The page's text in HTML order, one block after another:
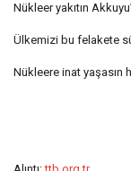
Nükleer yakıtın
Ülkemizi bu felakete
Nükleere inat yaşasın